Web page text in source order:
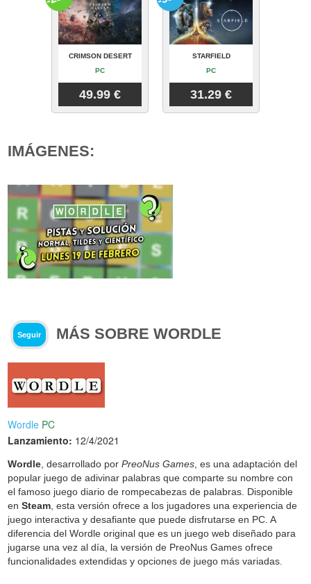
CRIMSON DESERT
PC
49.99 €
STARFIELD
PC
31.29 €
IMÁGENES:
Seguir MÁS SOBRE WORDLE
Wordle PC
Lanzamiento: 12/4/2021
Wordle, desarrollado porPreoNus Games, es una adaptación del
popular juego de adivinar palabras que comparte su nombre con
el famoso juego diario de rompecabezas de palabras. Disponible
enSteam, esta versión ofrece a los jugadores una experiencia de
juego interactiva y desafiante que puede disfrutarse en PC. A
diferencia del Wordle original que es un juego web diseñado para
jugarse una vez al día, la versión de PreoNus Games ofrece
funcionalidades extendidas y opciones de juego más variadas.